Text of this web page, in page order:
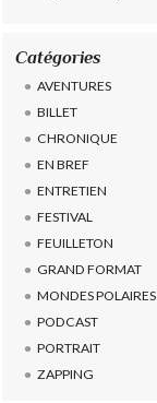
Catégories
AVENTURES
BILLET
CHRONIQUE
EN BREF
ENTRETIEN
FESTIVAL
FEUILLETON
GRAND FORMAT
MONDES POLAIRES
PODCAST
PORTRAIT
ZAPPING